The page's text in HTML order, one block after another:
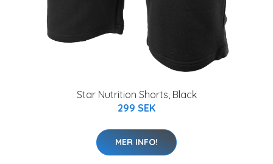
Star Nutrition Shorts, Black
299 SEK
MER INFO!